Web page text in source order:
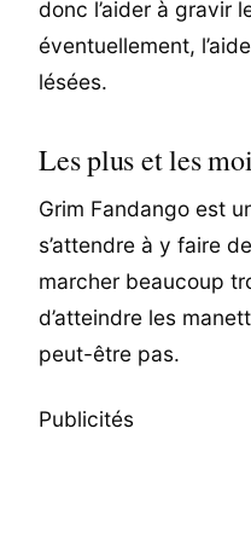
donc l’aider à gravir
éventuellement,
lésées.
Les plus et les
Grim Fandango est
s’attendre à y faire
marcher beaucoup
d’atteindre les
peut-être pas.
Publicités